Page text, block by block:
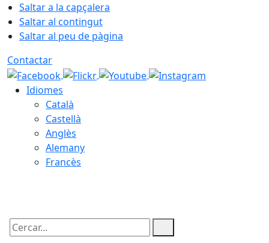
Saltar a la capçalera
Saltar al contingut
Saltar al peu de pàgina
Contactar
Idiomes
Català
Castellà
Anglès
Alemany
Francès
Cercar: